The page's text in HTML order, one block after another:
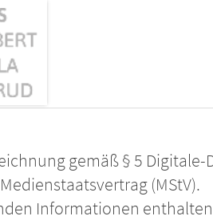
gemäß § 5
(MStV).
Informationen